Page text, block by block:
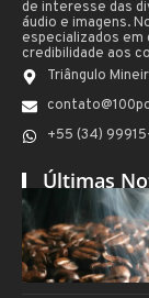
de interesse das
áudio e imagens.
especializados
credibilidade aos
Triângulo
+55 (34)
Últimas